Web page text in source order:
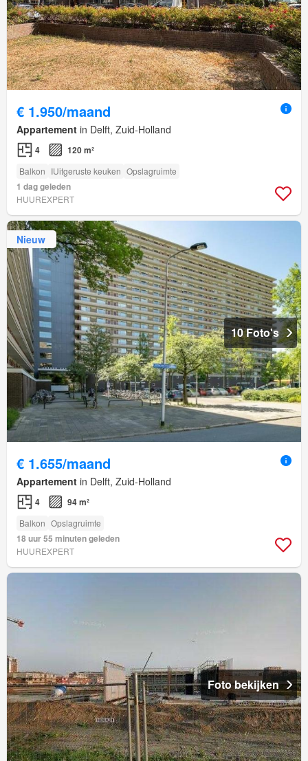
€ 1.950/maand
Appartement in Delft, Zuid-Holland
4 120 m²
Balkon IUitgeruste keuken Opslagruimte
1 dag geleden
HUUREXPERT
Nieuw
10 Foto's
€ 1.655/maand
Appartement in Delft, Zuid-Holland
4 94 m²
Balkon Opslagruimte
18 uur 55 minuten geleden
HUUREXPERT
Foto bekijken